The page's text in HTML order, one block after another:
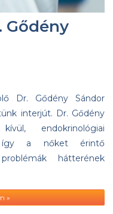
Gődény
Dr. Gődény Sándor
interjút. Dr. Gődény
endokrinológiai
így a nőket érintő
hátterének
»